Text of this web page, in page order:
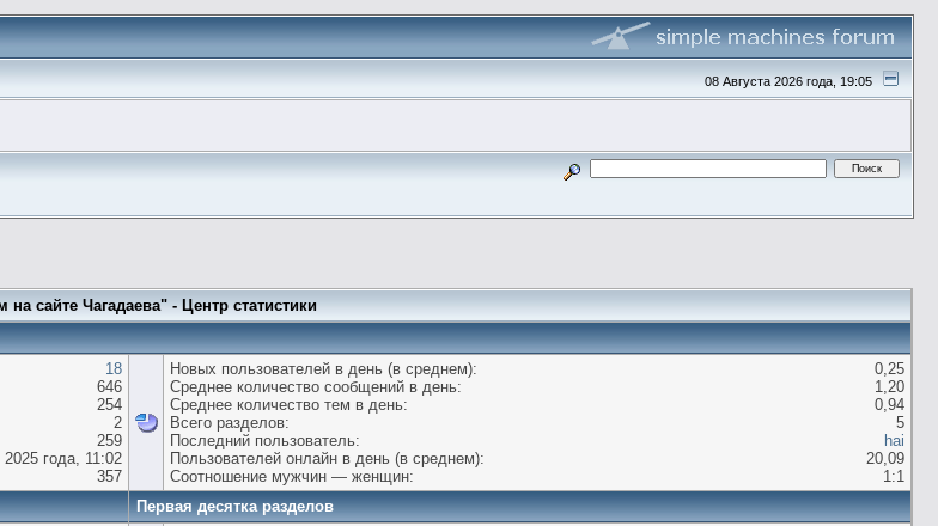
08 Августа 2026 года, 19:05
сайте Чагадаева" - Центр статистики
18
646
254
2
259
года, 11:02
357
Новых пользователей в день (в среднем):
0,25
Среднее количество сообщений в день:
1,20
Среднее количество тем в день:
0,94
Всего разделов:
5
Последний пользователь:
hai
Пользователей онлайн в день (в среднем):
20,09
Соотношение мужчин — женщин:
1:1
Первая десятка разделов